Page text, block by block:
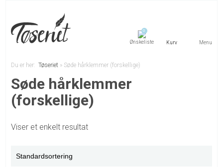
0
Menu
Du er her:Tøseriet » Søde hårklemmer (forskellige)
Søde hårklemmer
(forskellige)
Viser et enkelt resultat